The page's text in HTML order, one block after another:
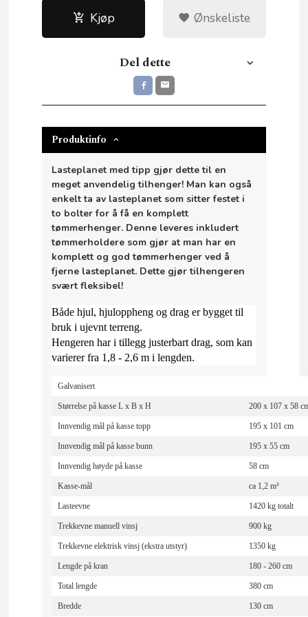
Kjøp Ønskeliste
Del dette
Produktinfo
Lasteplanet med tipp gjør dette til en
meget anvendelig tilhenger! Man kan også
enkelt ta av lasteplanet som sitter festet i
to bolter for å få en komplett
tømmerhenger. Denne leveres inkludert
tømmerholdere som gjør at man har en
komplett og god tømmerhenger ved å
fjerne lasteplanet. Dette gjør tilhengeren
svært fleksibel!
Både hjul, hjuloppheng og drag er bygget til
bruk i ujevnt terreng.
Hengeren har i tillegg justerbart drag, som kan
varierer fra 1,8 - 2,6 m i lengden.
Galvanisert
Størrelse på kasse L x B x H 200 x 107 x 58
Innvendig mål på kasse topp 195 x 101 cm
Innvendig mål på kasse bunn 195 x 55 cm
Innvendig høyde på kasse 58 cm
Kasse-mål ca 1,2 m³
Lasteevne 1420 kg totalt
Trekkevne manuell vinsj 900 kg
Trekkevne elektrisk vinsj (ekstra utstyr) 1350 kg
Lengde på kran 180 - 260 cm
Total lengde 380 cm
Bredde 130 cm